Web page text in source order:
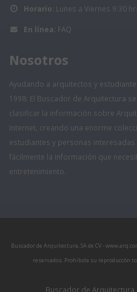
Horario: Lunes a Viernes 9:30
En línea: FAQ
Nosotros
Ayudando a arquitectos y
1998: El Buscador de Arquitectura
clasificar la información sobre
Internet, creando una enorme
estudiantes y personas
fácilmente la información que
entretenimiento.
Buscador de Arquitectura, SA de CV -
reservados. Prohibida su reproduccón
Buscador de Arquitectura